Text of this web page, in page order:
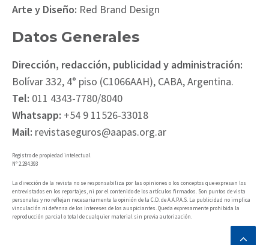
Arte y Diseño: Red Brand Design
Datos Generales
Dirección, redacción, publicidad y administración:
Bolívar 332, 4° piso (C1066AAH), CABA, Argentina.
Tel: 011 4343-7780/8040
Whatsapp: +54 9 11526-33018
Mail: revistaseguros@aapas.org.ar
Registro de propiedad intelectual
N° 2.284.393
La dirección de la revista no se responsabiliza por las opiniones o los conceptos que expresan los
entrevistados en los reportajes, ni por el contenido de los artículos firmados. Son puntos de vista
personales y no reflejan necesariamente la opinión de la C.D. de A.A.P.A.S. La publicidad no implica
vinculación ni defensa de los intereses de los auspiciantes. Queda expresamente prohibida la
reproducción parcial o total de cualquier material sin previa autorización.